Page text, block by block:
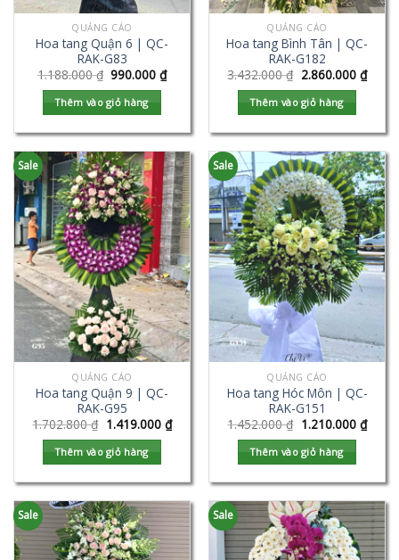
QUẢNG CÁO
Hoa tang Quận 6 | QC-
RAK-G83
1.188.000₫ 990.000₫
Thêm vào giỏ hàng
QUẢNG CÁO
Hoa tang Bình Tân | QC-
RAK-G182
3.432.000₫ 2.860.000 ₫
Thêm vào giỏ hàng
Sale
QUẢNG CÁO
Hoa tang Quận 9 | QC-
RAK-G95
1.702.800₫ 1.419.000 ₫
Thêm vào giỏ hàng
Sale
QUẢNG CÁO
Hoa tang Hóc Môn | QC-
RAK-G151
1.452.000₫ 1.210.000 ₫
Thêm vào giỏ hàng
Sale Sale